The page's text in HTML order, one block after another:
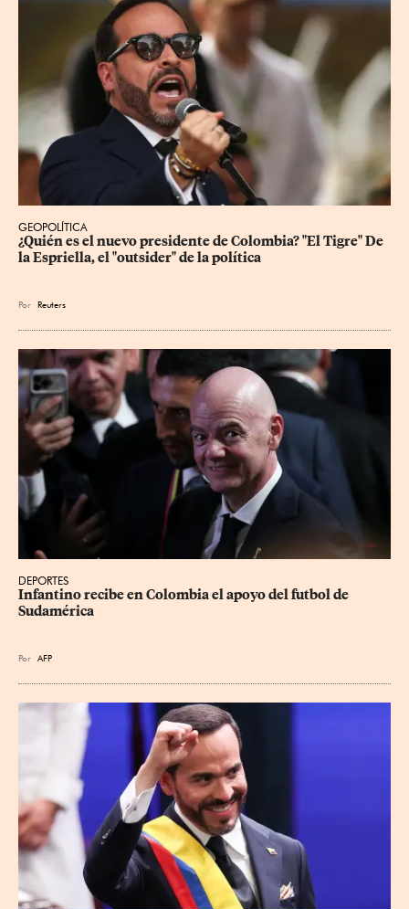
GEOPOLÍTICA
¿Quién es el nuevo presidente de Colombia? "El Tigre" De
la Espriella, el "outsider" de la política
Por Reuters
DEPORTES
Infantino recibe en Colombia el apoyo del futbol de
Sudamérica
Por AFP